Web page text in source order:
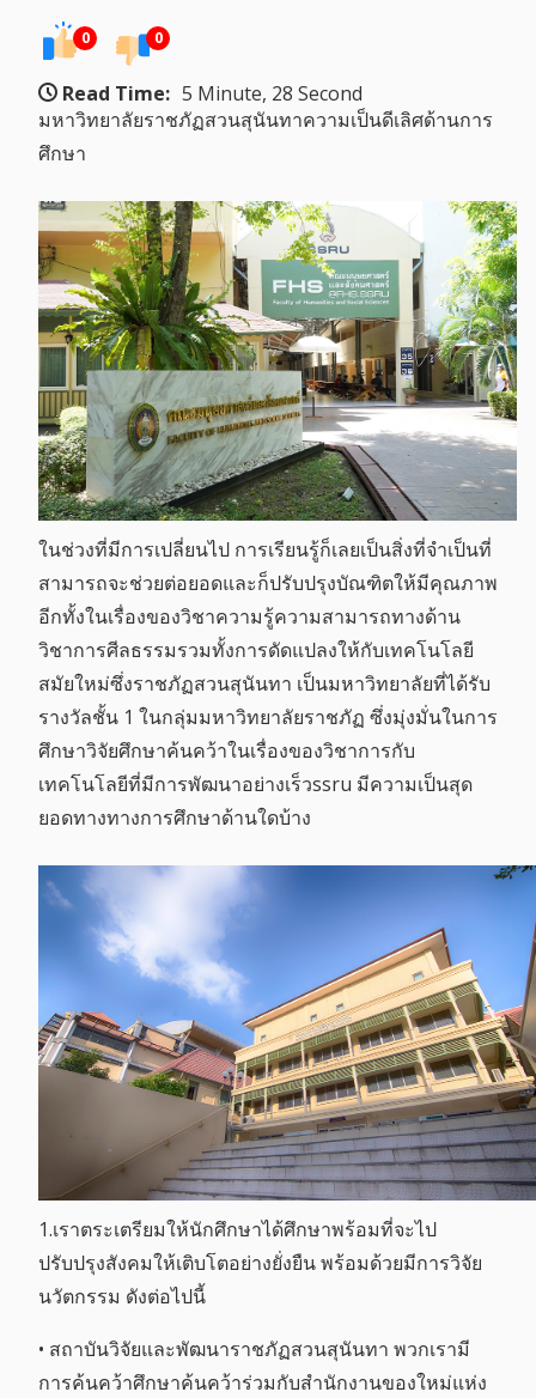
0 0
Read Time: 5 Minute, 28 Second
มหาวิทยาลัยราชภัฏสวนสุนันทาความเป็นดีเลิศด้านการ
ศึกษา
ในช่วงที่มีการเปลี่ยนไป การเรียนรู้ก็เลยเป็นสิ่งที่จำเป็นที่
สามารถจะช่วยต่อยอดและก็ปรับปรุงบัณฑิตให้มีคุณภาพ
อีกทั้งในเรื่องของวิชาความรู้ความสามารถทางด้าน
วิชาการศีลธรรมรวมทั้งการดัดแปลงให้กับเทคโนโลยี
สมัยใหม่ซึ่งราชภัฏสวนสุนันทา เป็นมหาวิทยาลัยที่ได้รับ
รางวัลชั้น 1 ในกลุ่มมหาวิทยาลัยราชภัฏ ซึ่งมุ่งมั่นในการ
ศึกษาวิจัยศึกษาค้นคว้าในเรื่องของวิชาการกับ
เทคโนโลยีที่มีการพัฒนาอย่างเร็วssru มีความเป็นสุด
ยอดทางทางการศึกษาด้านใดบ้าง
1.เราตระเตรียมให้นักศึกษาได้ศึกษาพร้อมที่จะไป
ปรับปรุงสังคมให้เติบโตอย่างยั่งยืน พร้อมด้วยมีการวิจัย
นวัตกรรม ดังต่อไปนี้
• สถาบันวิจัยและพัฒนาราชภัฏสวนสุนันทา พวกเรามี
การค้นคว้าศึกษาค้นคว้าร่วมกับสำนักงานของใหม่แห่ง